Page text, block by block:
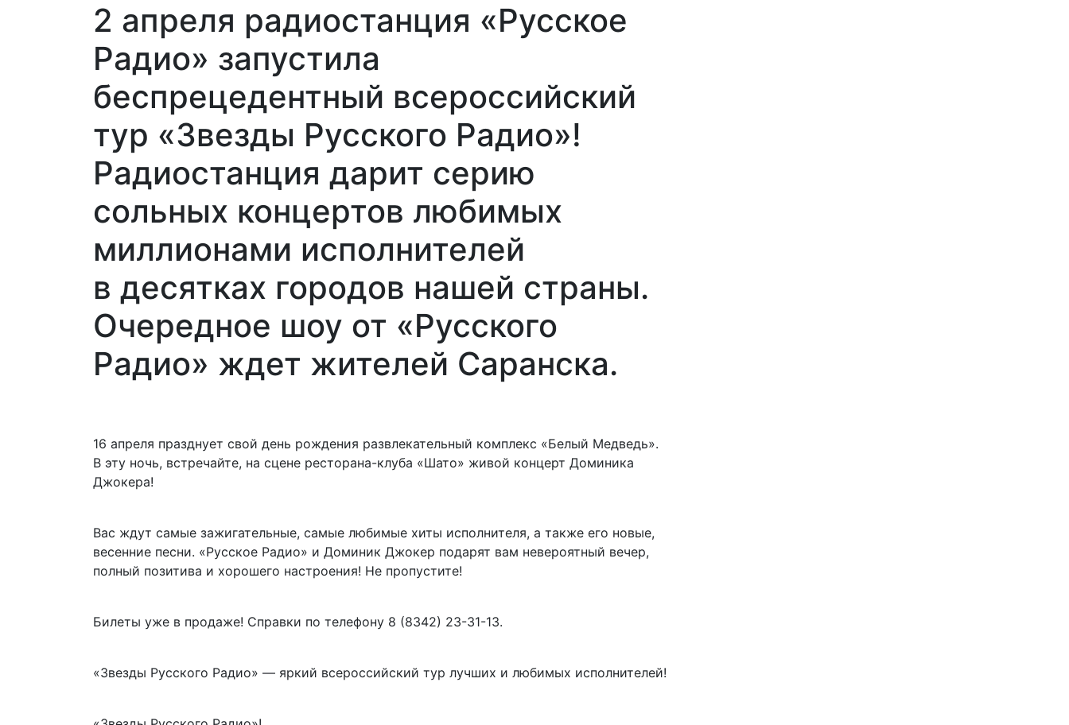
2 апреля радиостанция «Русское
Радио» запустила
беспрецедентный всероссийский
тур «Звезды Русского Радио»!
Радиостанция дарит серию
сольных концертов любимых
миллионами исполнителей
в десятках городов нашей страны.
Очередное шоу от «Русского
Радио» ждет жителей Саранска.
16 апреля празднует свой день рождения развлекательный комплекс «Белый Медведь».
В эту ночь, встречайте, на сцене ресторана-клуба «Шато» живой концерт Доминика
Джокера!
Вас ждут самые зажигательные, самые любимые хиты исполнителя, а также его новые,
весенние песни. «Русское Радио» и Доминик Джокер подарят вам невероятный вечер,
полный позитива и хорошего настроения! Не пропустите!
Билеты уже в продаже! Справки по телефону 8 (8342) 23-31-13.
«Звезды Русского Радио» — яркий всероссийский тур лучших и любимых исполнителей!